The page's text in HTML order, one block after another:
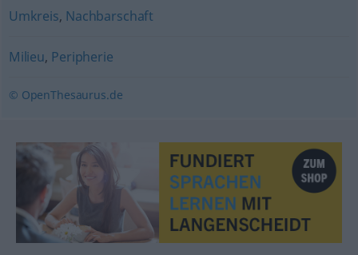
Umkreis, Nachbarschaft
Milieu, Peripherie
© OpenThesaurus.de